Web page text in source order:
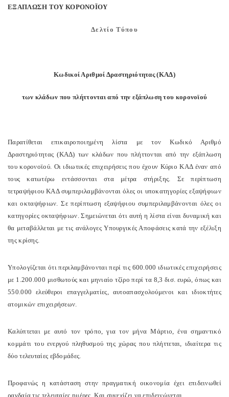
ΕΞΑΠΛΩΣΗ ΤΟΥ ΚΟΡΟΝΟΪΟΥ
Δελτίο Τύπου
Κωδικοί Αριθμοί Δραστηριότητας (ΚΑΔ)
των κλάδων που πλήττονται από την εξάπλωση του κορονοϊού
Παρατίθεται επικαιροποιημένη λίστα με τον Κωδικό Αριθμό
Δραστηριότητας (ΚΑΔ) των κλάδων που πλήττονται από την εξάπλωση
του κορονοϊού. Οι ιδιωτικές επιχειρήσεις που έχουν Κύριο ΚΑΔ έναν από
τους κατωτέρω εντάσσονται στα μέτρα στήριξης. Σε περίπτωση
τετραψήφιου ΚΑΔ συμπεριλαμβάνονται όλες οι υποκατηγορίες εξαψήφιων
και οκταψήφιων. Σε περίπτωση εξαψήφιου συμπεριλαμβάνονται όλες οι
κατηγορίες οκταψήφιων. Σημειώνεται ότι αυτή η λίστα είναι δυναμική και
θα μεταβάλλεται με τις ανάλογες Υπουργικές Αποφάσεις κατά την εξέλιξη
της κρίσης.
Υπολογίζεται ότι περιλαμβάνονται περί τις 600.000 ιδιωτικές επιχειρήσεις
με 1.200.000 μισθωτούς και μηνιαίο τζίρο περί τα 8,3 δισ. ευρώ, όπως και
550.000 ελεύθεροι επαγγελματίες, αυτοαπασχολούμενοι και ιδιοκτήτες
ατομικών επιχειρήσεων.
Καλύπτεται με αυτό τον τρόπο, για τον μήνα Μάρτιο, ένα σημαντικό
κομμάτι του ενεργού πληθυσμού της χώρας που πλήττεται, ιδιαίτερα τις
δύο τελευταίες εβδομάδες.
Προφανώς η κατάσταση στην πραγματική οικονομία έχει επιδεινωθεί
ραγδαία τις τελευταίες ημέρες. Και συνεχίζει να επιδεινώνεται.